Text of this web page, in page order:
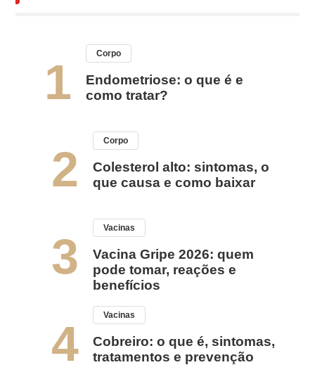
1
Corpo
Endometriose: o que é e
como tratar?
2
Corpo
Colesterol alto: sintomas, o
que causa e como baixar
3
Vacinas
Vacina Gripe 2026: quem
pode tomar, reações e
benefícios
4
Vacinas
Cobreiro: o que é, sintomas,
tratamentos e prevenção